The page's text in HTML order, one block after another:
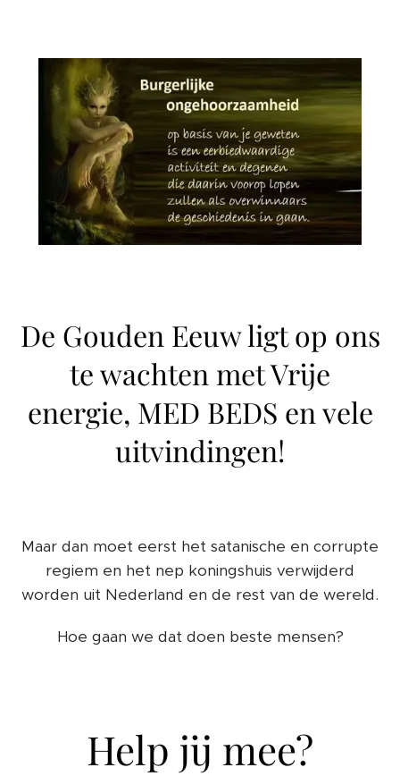
De Gouden Eeuw ligt op ons
te wachten met Vrije
energie, MED BEDS en vele
uitvindingen!
Maar dan moet eerst het satanische en corrupte
regiem en het nep koningshuis verwijderd
worden uit Nederland en de rest van de wereld.
Hoe gaan we dat doen beste mensen?
Help jij mee?